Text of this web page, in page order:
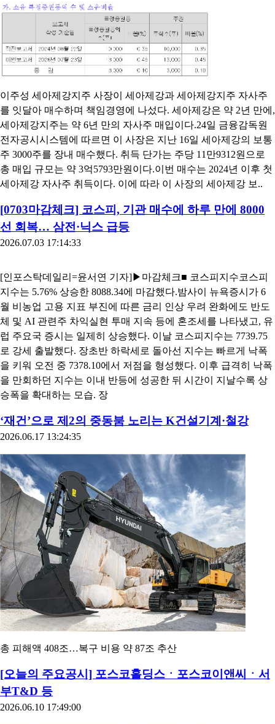
이주성 세아제강지주 사장이 세아제강과 세아제강지주 자사주
를 잇달아 매수하며 책임경영에 나섰다. 세아제강은 약 2년 만에,
세아제강지주는 약 6년 만의 자사주 매입이다.24일 금융감독원
전자공시시스템에 따르면 이 사장은 지난 16일 세아제강의 보통
주 3000주를 장내 매수했다. 취득 단가는 주당 11만9312원으로
총 매입 규모는 약 3억5793만원이다.이번 매수는 2024년 이후 첫
세아제강 자사주 취득이다. 이에 따라 이 사장의 세아제강 보..
[0703마감체크] 코스피, 기관 매수에 하루 만에 8000
선 회복… 삼전·닉스 급등
2026.07.03 17:14:33
[인포스탁데일리=윤서연 기자]▶마감체크■ 코스피지수코스피
월 비농업 고용 지표 부진에 따른 금리 인상 우려 완화에도 반도
체 및 AI 관련주 차익실현 투매 지속 등에 혼조세를 나타냈고, 유
럽 주요국 증시는 일제히 상승했다. 이날 코스피지수는 7739.75
로 강세 출발했다. 장초반 하락세로 돌아선 지수는 빠르게 낙폭
을 키워 오전 중 7378.10에서 저점을 형성했다. 이후 급격히 낙폭
을 만회하던 지수는 이내 반등에 성공한 뒤 시간이 지날수록 상
승폭을 확대하는 모습. 장
‘재건’으로 제2의 중동붐 노리는 K건설기계·철강
2026.06.17 13:24:35